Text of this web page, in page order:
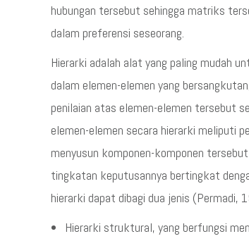
hubungan tersebut sehingga matriks
dalam preferensi seseorang.
Hierarki adalah alat yang paling mudah
dalam elemen-elemen yang
penilaian atas elemen-elemen tersebut
elemen-elemen secara hierarki meliputi
menyusun komponen-komponen
tingkatan keputusannya bertingkat
hierarki dapat dibagi dua jenis (Permadi,
Hierarki struktural, yang berfungsi